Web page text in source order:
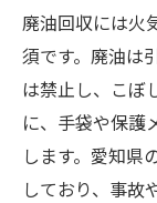
廃油回収には火
須です。廃油は
は禁止し、こぼ
に、手袋や保護
します。愛知県
しており、事故